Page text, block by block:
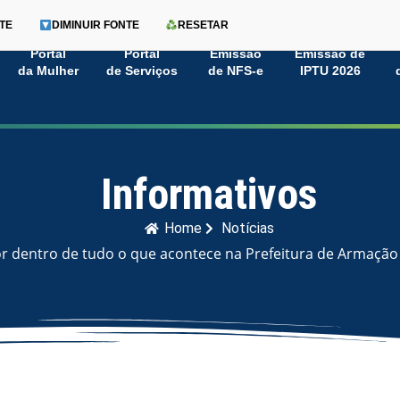
Portal
da Mulher
Portal
de Serviços
Emissão
de NFS-e
Emissão de
IPTU 2026
DIMINUIR FONTE RESETAR
Informativos
Home Notícias
dentro de tudo o que acontece na Prefeitura de